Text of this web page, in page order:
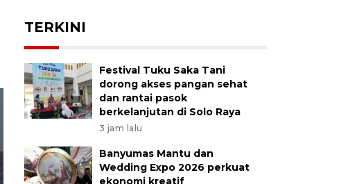
TERKINI
Festival Tuku Saka Tani
dorong akses pangan sehat
dan rantai pasok
berkelanjutan di Solo Raya
3 jam lalu
Banyumas Mantu dan
Wedding Expo 2026 perkuat
ekonomi kreatif